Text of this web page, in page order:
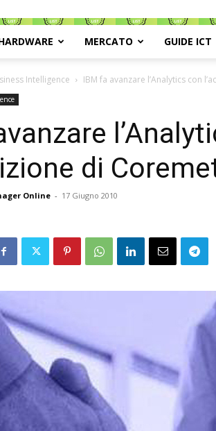
MERCATO GUIDE ICT
Intelligence IBM fa avanzare l’Analytics con
di
Online - 17 Giugno 2010